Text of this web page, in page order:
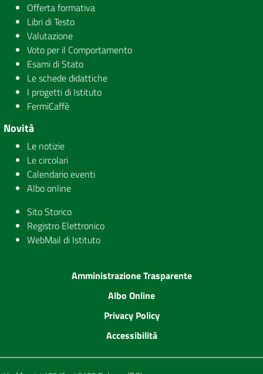
Offerta formativa
Libri di Testo
Valutazione
Voto per il Comportamento
Esami di Stato
Le schede didattiche
I progetti di Istituto
FermiCaffè
Novità
Le notizie
Le circolari
Calendario eventi
Albo online
Sito Storico
Registro Elettronico
WebMail di Istituto
Amministrazione Trasparente
Albo Online
Privacy Policy
Accessibilità